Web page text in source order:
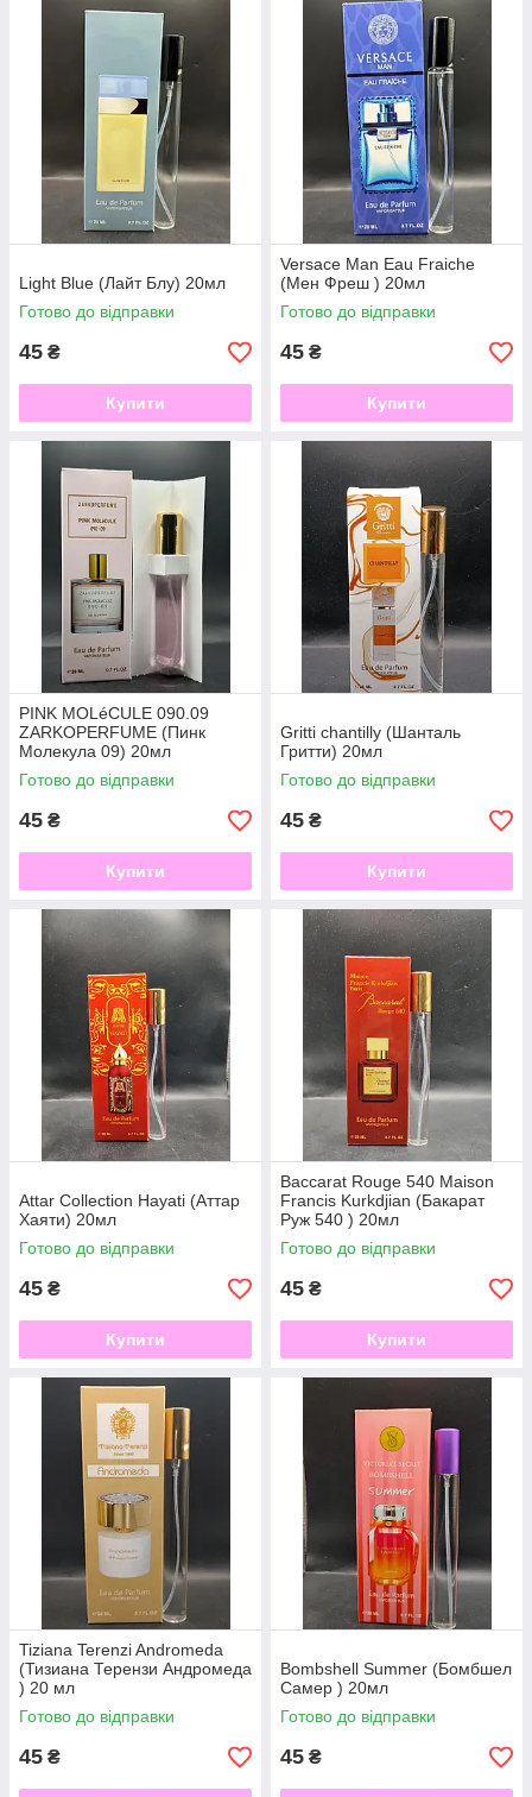
Light Blue (Лайт Блу) 20мл
Готово до відправки
45 ₴
Купити
Versace Man Eau Fraiche
(Мен Фреш ) 20мл
Готово до відправки
45 ₴
Купити
PINK MOLéCULE 090.09
ZARKOPERFUME (Пинк
Молекула 09) 20мл
Готово до відправки
45 ₴
Купити
Gritti chantilly (Шанталь
Гритти) 20мл
Готово до відправки
45 ₴
Купити
Attar Collection Hayati (Аттар
Хаяти) 20мл
Готово до відправки
45 ₴
Купити
Baccarat Rouge 540 Maison
Francis Kurkdjian (Бакарат
Руж 540 ) 20мл
Готово до відправки
45 ₴
Купити
Tiziana Terenzi Andromeda
(Тизиана Терензи Андромеда
) 20 мл
Готово до відправки
45 ₴
Bombshell Summer (Бомбшел
Самер ) 20мл
Готово до відправки
45 ₴